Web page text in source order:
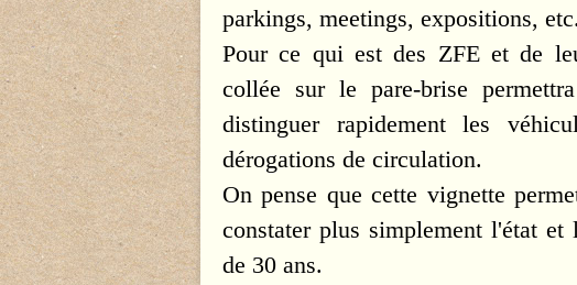
parkings, meetings, expositions,
Pour ce qui est des ZFE et de
collée sur le pare-brise
distinguer rapidement les
dérogations de circulation.
On pense que cette vignette
constater plus simplement l'état
de 30 ans.